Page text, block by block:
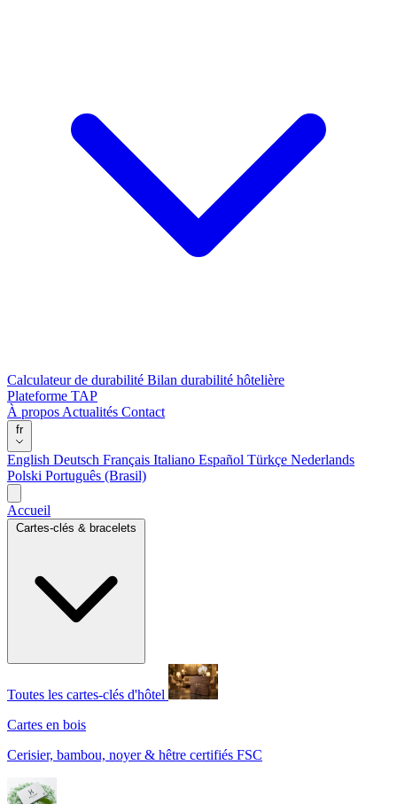
Calculateur de durabilité Bilan durabilité hôtelière
Plateforme TAP
À propos Actualités Contact
fr
English Deutsch Français Italiano Español Türkçe Nederlands
Polski Português (Brasil)
Accueil
Toutes les cartes-clés d'hôtel
Cartes en bois
Cerisier, bambou, noyer & hêtre certifiés FSC